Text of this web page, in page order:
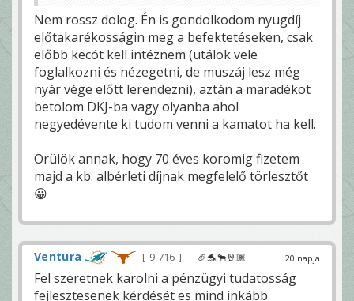
Nem rossz dolog. Én is gondolkodom nyugdíj
előtakarékosságin meg a befektetéseken, csak
előbb kecót kell intéznem (utálok vele
foglalkozni és nézegetni, de muszáj lesz még
nyár vége előtt lerendezni), aztán a maradékot
betolom DKJ-ba vagy olyanba ahol
negyedévente ki tudom venni a kamatot ha kell.
Örülök annak, hogy 70 éves koromig fizetem
majd a kb. albérleti díjnak megfelelő törlesztőt
😀
20 napja
Ventura 9 716 — 🏈🐬🐂🤘🏽
Fel szeretnek karolni a pénzügyi tudatosság
fejlesztesenek kérdését es mind inkább